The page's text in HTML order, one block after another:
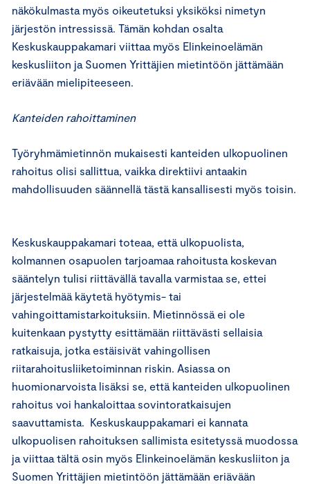
näkökulmasta myös oikeutetuksi yksiköksi nimetyn
järjestön intressissä. Tämän kohdan osalta
Keskuskauppakamari viittaa myös Elinkeinoelämän
keskusliiton ja Suomen Yrittäjien mietintöön jättämään
eriävään mielipiteeseen.
Kanteiden rahoittaminen
Työryhmämietinnön mukaisesti kanteiden ulkopuolinen
rahoitus olisi sallittua, vaikka direktiivi antaakin
mahdollisuuden säännellä tästä kansallisesti myös toisin.
Keskuskauppakamari toteaa, että ulkopuolista,
kolmannen osapuolen tarjoamaa rahoitusta koskevan
sääntelyn tulisi riittävällä tavalla varmistaa se, ettei
järjestelmää käytetä hyötymis- tai
vahingoittamistarkoituksiin. Mietinnössä ei ole
kuitenkaan pystytty esittämään riittävästi sellaisia
ratkaisuja, jotka estäisivät vahingollisen
riitarahoitusliiketoiminnan riskin. Asiassa on
huomionarvoista lisäksi se, että kanteiden ulkopuolinen
rahoitus voi hankaloittaa sovintoratkaisujen
saavuttamista. Keskuskauppakamari ei kannata
ulkopuolisen rahoituksen sallimista esitetyssä muodossa
ja viittaa tältä osin myös Elinkeinoelämän keskusliiton ja
Suomen Yrittäjien mietintöön jättämään eriävään